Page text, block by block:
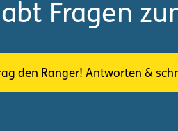
Fragen
den Ranger! Antworten &